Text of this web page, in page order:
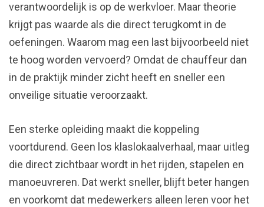
verantwoordelijk is op de werkvloer. Maar theorie
krijgt pas waarde als die direct terugkomt in de
oefeningen. Waarom mag een last bijvoorbeeld niet
te hoog worden vervoerd? Omdat de chauffeur dan
in de praktijk minder zicht heeft en sneller een
onveilige situatie veroorzaakt.
Een sterke opleiding maakt die koppeling
voortdurend. Geen los klaslokaalverhaal, maar uitleg
die direct zichtbaar wordt in het rijden, stapelen en
manoeuvreren. Dat werkt sneller, blijft beter hangen
en voorkomt dat medewerkers alleen leren voor het